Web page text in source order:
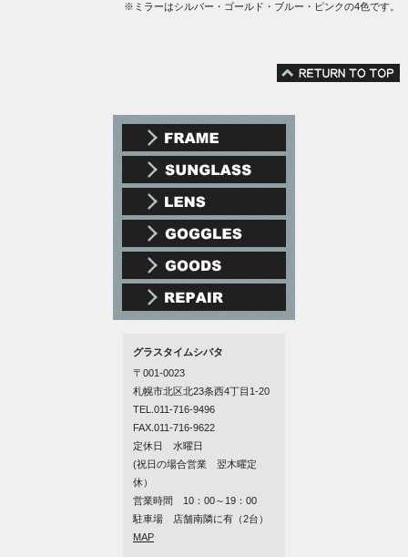
※ミラーはシルバー・ゴールド・ブルー・ピンクの4色です。
グラスタイムシバタ
〒001-0023
札幌市北区北23条西4丁目1-20
TEL.011-716-9496
FAX.011-716-9622
定休日 水曜日
(祝日の場合営業 翌木曜定
休）
営業時間 10：00～19：00
駐車場 店舗南隣に有（2台）
MAP